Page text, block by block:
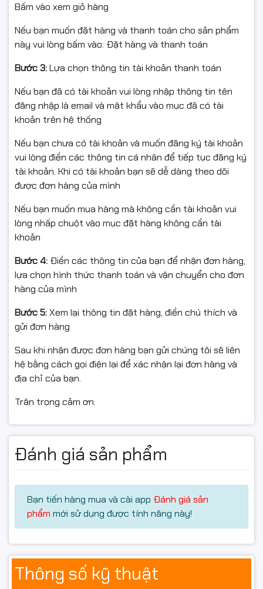
Hỗ trợ nhiều dòng CPU
AMD Ryzen mạnh mẽ
Mainboard MSI A520M-A PRO sử dụng socket AM4 và
hỗ trợ đa dạng dòng CPU AMD Ryzen như:
AMD Ryzen™ 5000 Series
AMD Ryzen™ 5000 G-Series
AMD Ryzen™ 4000 G-Series
AMD Ryzen™ 3000 Series
Khả năng tương thích rộng giúp người dùng dễ dàng
build cấu hình từ văn phòng cơ bản đến gaming và đồ
họa tầm trung.
Hỗ trợ RAM DDR4 hiệu
năng ổn định
Bo mạch chủ được trang bị 2 khe RAM DDR4, hỗ trợ
nâng cấp dung lượng bộ nhớ linh hoạt phục vụ tốt nhu
cầu đa nhiệm, làm việc và giải trí.
độ xử lý ổn định cho các tác vụ như:
Làm việc văn phòng
Thiết kế đồ họa cơ bản
Chơi game phổ thông
Stream và giải trí đa phương tiện
Đây là nền tảng phù hợp cho người dùng muốn build
PC AMD hiệu năng tốt với ngân sách hợp lý.
Bấm vào xem giỏ hàng
Nếu bạn muốn đặt hàng và thanh toán cho sản phẩm
này vui lòng bấm vào: Đặt hàng và thanh toán
Bước 3:Lựa chọn thông tin tài khoản thanh toán
Nếu bạn đã có tài khoản vui lòng nhập thông tin tên
đăng nhập là email và mật khẩu vào mục đã có tài
khoản trên hệ thống
Nếu bạn chưa có tài khoản và muốn đăng ký tài khoản
vui lòng điền các thông tin cá nhân để tiếp tục đăng ký
tài khoản. Khi có tài khoản bạn sẽ dễ dàng theo dõi
được đơn hàng của mình
Nếu bạn muốn mua hàng mà không cần tài khoản vui
lòng nhấp chuột vào mục đặt hàng không cần tài
khoản
Bước 4: Điền các thông tin của bạn để nhận đơn hàng,
lựa chọn hình thức thanh toán và vận chuyển cho đơn
hàng của mình
Bước 5:Xem lại thông tin đặt hàng, điền chú thích và
gửi đơn hàng
Sau khi nhận được đơn hàng bạn gửi chúng tôi sẽ liên
hệ bằng cách gọi điện lại để xác nhận lại đơn hàng và
địa chỉ của bạn.
Trân trọng cảm ơn.
Đánh giá sản phẩm
Bạn tiến hàng mua và cài app Đánh giá sản
phẩm mới sử dụng được tính năng này!
Thông số kỹ thuật